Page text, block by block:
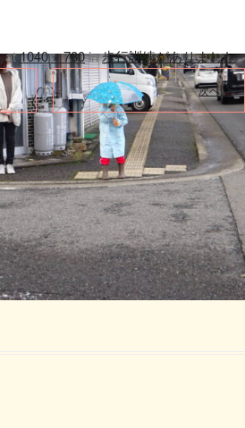
at1040 × 780in歩行訓練がありました.
次へ →